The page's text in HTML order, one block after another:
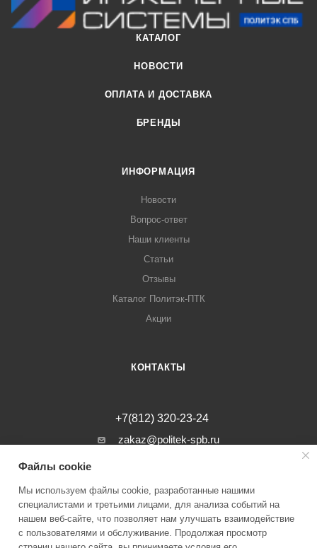
КАТАЛОГ
НОВОСТИ
ОПЛАТА И ДОСТАВКА
БРЕНДЫ
ИНФОРМАЦИЯ
Новости
Вопрос-ответ
Наши клиенты
Статьи
Отзывы
Каталог Политэк-ПТК
Акции
КОНТАКТЫ
+7(812) 320-23-24
zakaz@politek-spb.ru
г. Санкт-Петербург, Минеральная ул, д.
Файлы cookie
Мы используем файлы cookie, разработанные нашими
специалистами и третьими лицами, для анализа событий на
нашем веб-сайте, что позволяет нам улучшать взаимодействие
с пользователями и обслуживание. Продолжая просмотр